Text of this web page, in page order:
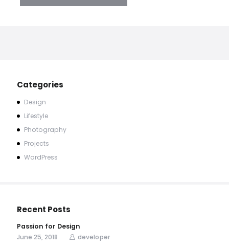
Categories
Design
Lifestyle
Photography
Projects
WordPress
Recent Posts
Passion for Design
June 25, 2018
developer